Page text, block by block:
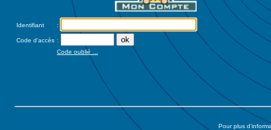
Identifiant :
Code d'accès :
Code oublié ...
Pour plus